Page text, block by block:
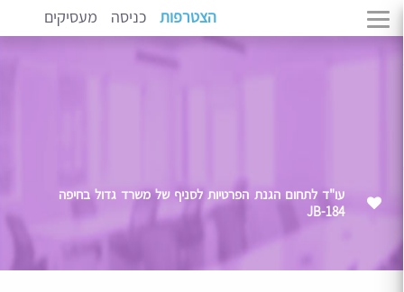
הצטרפות כניסה מעסיקים
עו"ד לתחום הגנת הפרטיות לסניף של משרד גדול בחיפה
JB-184